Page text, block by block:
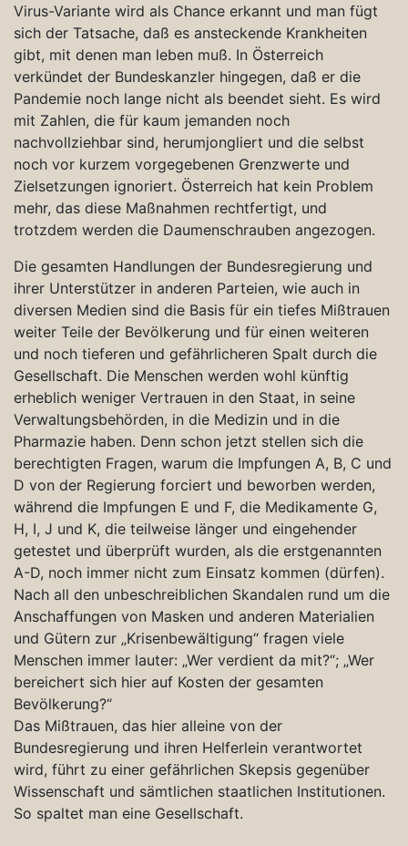
Virus-Variante wird als Chance erkannt und man fügt
sich der Tatsache, daß es ansteckende Krankheiten
gibt, mit denen man leben muß. In Österreich
verkündet der Bundeskanzler hingegen, daß er die
Pandemie noch lange nicht als beendet sieht. Es wird
mit Zahlen, die für kaum jemanden noch
nachvollziehbar sind, herumjongliert und die selbst
noch vor kurzem vorgegebenen Grenzwerte und
Zielsetzungen ignoriert. Österreich hat kein Problem
mehr, das diese Maßnahmen rechtfertigt, und
trotzdem werden die Daumenschrauben angezogen.
Die gesamten Handlungen der Bundesregierung und
ihrer Unterstützer in anderen Parteien, wie auch in
diversen Medien sind die Basis für ein tiefes Mißtrauen
weiter Teile der Bevölkerung und für einen weiteren
und noch tieferen und gefährlicheren Spalt durch die
Gesellschaft. Die Menschen werden wohl künftig
erheblich weniger Vertrauen in den Staat, in seine
Verwaltungsbehörden, in die Medizin und in die
Pharmazie haben. Denn schon jetzt stellen sich die
berechtigten Fragen, warum die Impfungen A, B, C und
D von der Regierung forciert und beworben werden,
während die Impfungen E und F, die Medikamente G,
H, I, J und K, die teilweise länger und eingehender
getestet und überprüft wurden, als die erstgenannten
A-D, noch immer nicht zum Einsatz kommen (dürfen).
Nach all den unbeschreiblichen Skandalen rund um die
Anschaffungen von Masken und anderen Materialien
und Gütern zur „Krisenbewältigung“ fragen viele
Menschen immer lauter: „Wer verdient da mit?“; „Wer
bereichert sich hier auf Kosten der gesamten
Bevölkerung?“
Das Mißtrauen, das hier alleine von der
Bundesregierung und ihren Helferlein verantwortet
wird, führt zu einer gefährlichen Skepsis gegenüber
Wissenschaft und sämtlichen staatlichen Institutionen.
So spaltet man eine Gesellschaft.